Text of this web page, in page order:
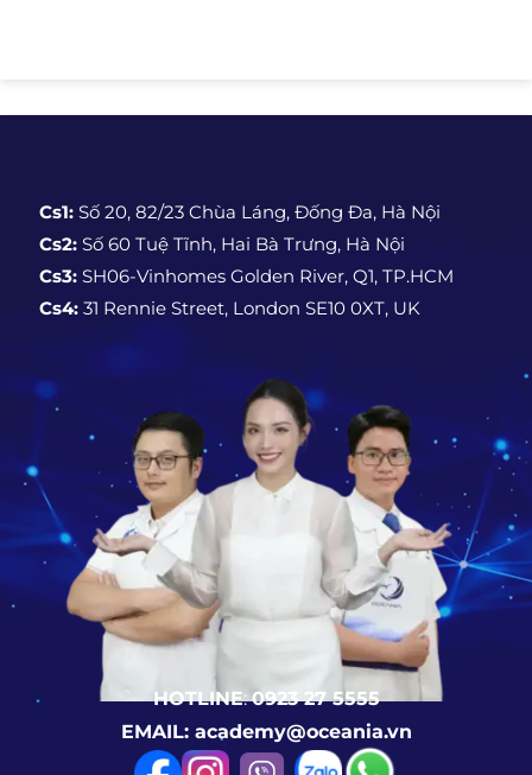
Cs1: Số 20, 82/23 Chùa Láng, Đống Đa, Hà Nội
Cs2: Số 60 Tuệ Tĩnh, Hai Bà Trưng, Hà Nội
Cs3: SH06-Vinhomes Golden River, Q1, TP.HCM
Cs4: 31 Rennie Street, London SE10 0XT, UK
HOTLINE:0923 27 5555
EMAIL: academy@oceania.vn